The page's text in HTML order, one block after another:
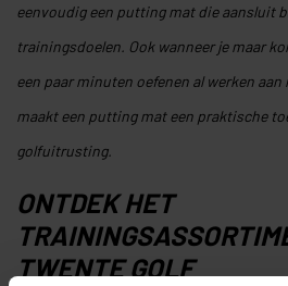
eenvoudig een putting mat die aansluit
trainingsdoelen. Ook wanneer je maar
een paar minuten oefenen al werken
maakt een putting mat een praktische
golfuitrusting.
ONTDEK HET
TWENTE GOLF